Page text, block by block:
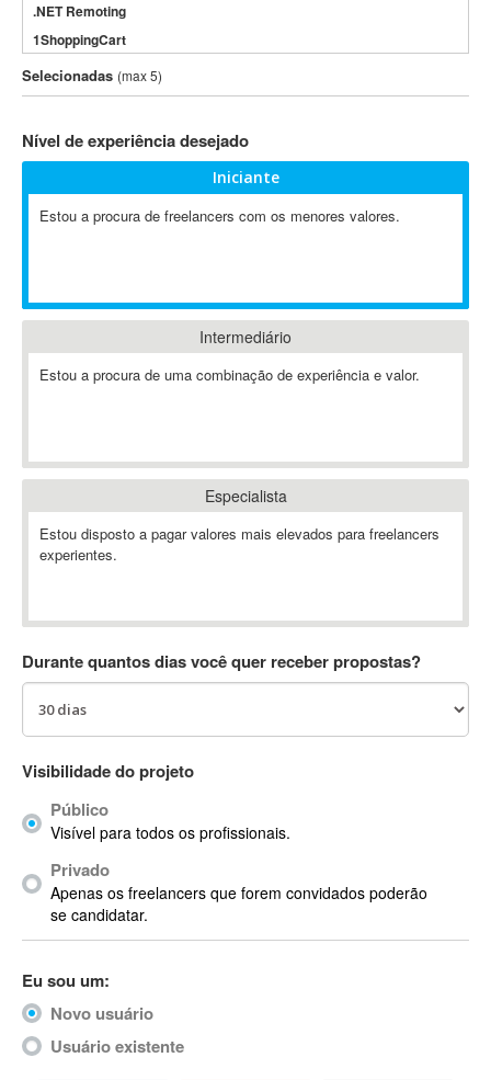
.NET Remoting
1ShoppingCart
3DS Max
3GSM
802.11
A-GPS
ABAP
Abaqus
ABBYY FineReader
Ableton
Ableton Push
Abstract
AC3
ACID Pro
ACPI
Acrobat
Acrobat X
Acronis
ACT
Actimize
ActionScript
ActionScript 3
Selecionadas (max 5)
Nível de experiência desejado
Iniciante
Estou a procura de freelancers com os menores valores.
Intermediário
Estou a procura de uma combinação de experiência e valor.
Especialista
Estou disposto a pagar valores mais elevados para freelancers
experientes.
Durante quantos dias você quer receber propostas?
Visibilidade do projeto
Público
Visível para todos os profissionais.
Privado
Apenas os freelancers que forem convidados poderão
se candidatar.
Eu sou um:
Novo usuário
Usuário existente